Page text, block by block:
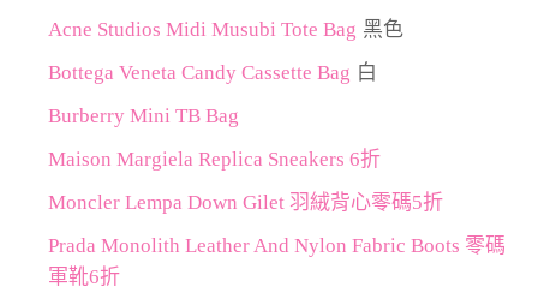
Acne Studios Midi Musubi Tote Bag 黑色
Bottega Veneta Candy Cassette Bag 白
Burberry Mini TB Bag
Maison Margiela Replica Sneakers 6折
Moncler Lempa Down Gilet 羽絨背心零碼5折
Prada Monolith Leather And Nylon Fabric Boots 零碼
軍靴6折